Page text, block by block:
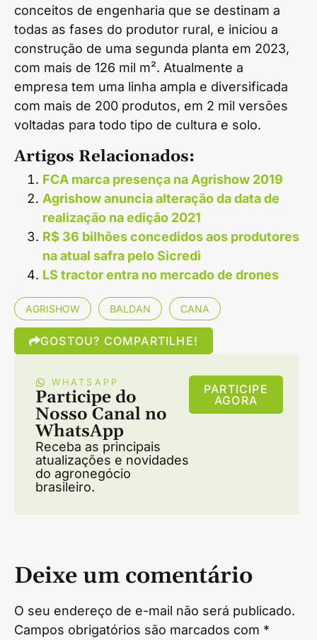
conceitos de engenharia que se destinam a
todas as fases do produtor rural, e iniciou a
construção de uma segunda planta em 2023,
com mais de 126 mil m². Atualmente a
empresa tem uma linha ampla e diversificada
com mais de 200 produtos, em 2 mil versões
voltadas para todo tipo de cultura e solo.
Artigos Relacionados:
FCA marca presença na Agrishow 2019
Agrishow anuncia alteração da data de
realização na edição 2021
R$ 36 bilhões concedidos aos produtores
na atual safra pelo Sicredi
LS tractor entra no mercado de drones
AGRISHOW BALDAN CANA
GOSTOU? COMPARTILHE!
WHATSAPP
Participe do
Nosso Canal no
WhatsApp
Receba as principais
atualizações e novidades
do agronegócio
brasileiro.
PARTICIPE
AGORA
Deixe um comentário
O seu endereço de e-mail não será publicado.
Campos obrigatórios são marcados com *